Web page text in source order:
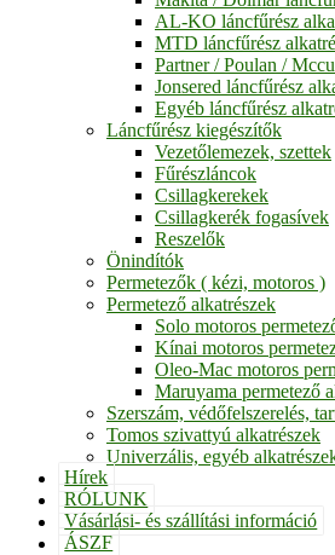
AL-KO láncfűrész
MTD láncfűrész
Partner / Poulan /
Jonsered láncfűrész
Egyéb láncfűrész
Láncfűrész kiegészítők
Vezetőlemezek, szettek
Fűrészláncok
Csillagkerekek
Csillagkerék fogasívek
Reszelők
Önindítók
Permetezők ( kézi, motoros )
Permetező alkatrészek
Solo motoros
Kínai motoros
Oleo-Mac motoros
Maruyama permetező
Szerszám, védőfelszerelés,
Tomos szivattyú alkatrészek
Univerzális, egyéb
Hírek
RÓLUNK
Vásárlási- és szállítási információ
ÁSZF